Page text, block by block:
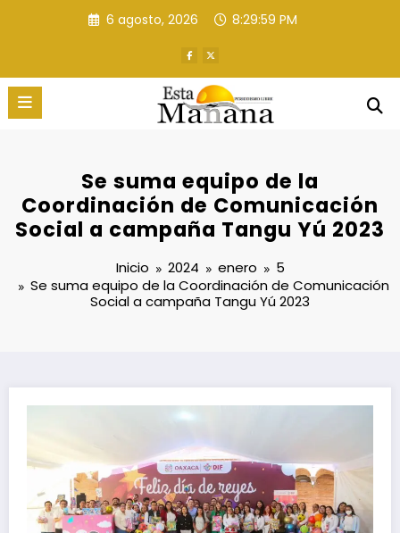
6 agosto, 2026 8:30:00 PM
Se suma equipo de la
Coordinación de Comunicación
Social a campaña Tangu Yú 2023
Inicio 2024 enero
5
Se suma equipo de la Coordinación de Comunicación
Social a campaña Tangu Yú 2023